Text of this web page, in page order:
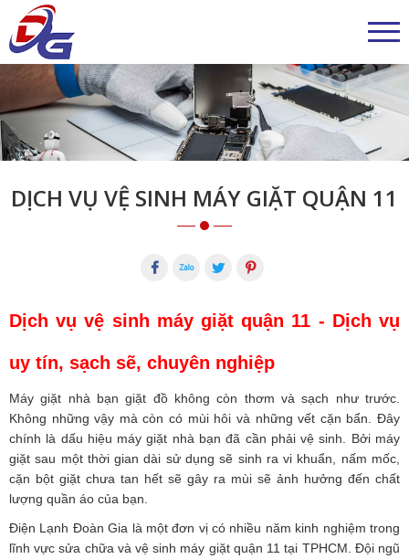
DỊCH VỤ VỆ SINH MÁY GIẶT QUẬN 11
Dịch vụ vệ sinh máy giặt quận 11 - Dịch vụ
uy tín, sạch sẽ, chuyên nghiệp
Máy giặt nhà bạn giặt đồ không còn thơm và sạch như trước.
Không những vậy mà còn có mùi hôi và những vết cặn bẩn. Đây
chính là dấu hiệu máy giặt nhà bạn đã cần phải vệ sinh. Bởi máy
giặt sau một thời gian dài sử dụng sẽ sinh ra vi khuẩn, nấm mốc,
cặn bột giặt chưa tan hết sẽ gây ra mùi sẽ ảnh hưởng đến chất
lượng quần áo của bạn.
Điện Lạnh Đoàn Gia là một đơn vị có nhiều năm kinh nghiệm trong
lĩnh vực sửa chữa và vệ sinh máy giặt quận 11 tại TPHCM. Đội ngũ